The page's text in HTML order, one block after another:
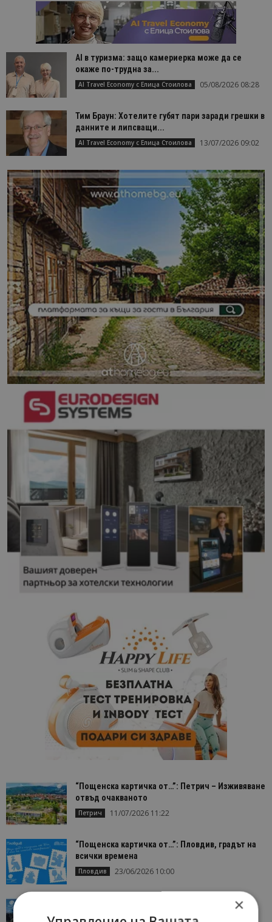
AI в туризма: защо камериерка може да се
окаже по-трудна за...
AI Travel Economy с Елица Стоилова 05/08/2026 08:28
Тим Браун: Хотелите губят пари заради грешки в
данните и липсващи...
AI Travel Economy с Елица Стоилова 13/07/2026 09:02
“Пощенска картичка от…”: Петрич – Изживяване
отвъд очакваното
Петрич 11/07/2026 11:22
“Пощенска картичка от…”: Пловдив, градът на
всички времена
Пловдив 23/06/2026 10:00
“Пощенска картичка от…”: Перник – град на
×